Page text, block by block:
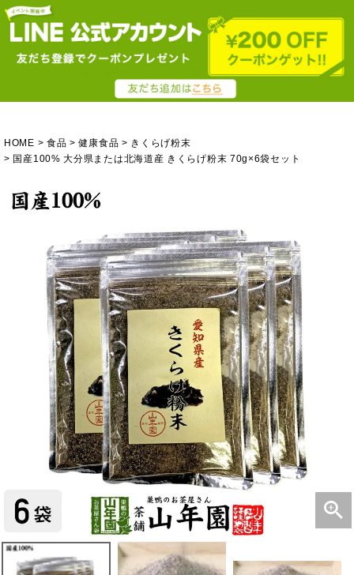
HOME 食品 健康食品
きくらげ粉末
国産100% 大分県または北海道産 きくらげ粉末 70g×6袋セット